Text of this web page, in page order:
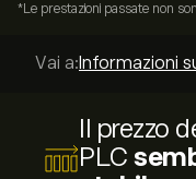
*Le prestazioni passate non
Vai a: Informazioni
Il prezzo
PLC